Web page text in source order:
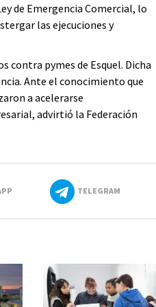
de Emergencia Comercial, lo
las ejecuciones y
contra pymes de Esquel. Dicha
Ante el conocimiento que
a acelerarse
advirtió la Federación
TELEGRAM